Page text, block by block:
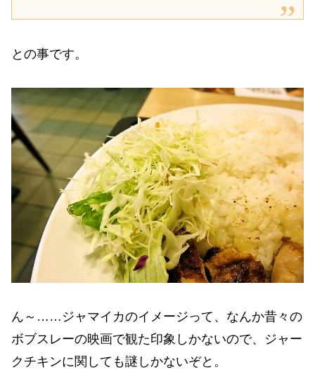
との事です。
ん～……ジャマイカのイメージって、なんか昔々の
ボブスレーの映画で観た印象しかないので、ジャー
クチキンに関しても謎しかないぞと。